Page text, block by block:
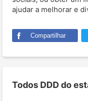
ajudar a melhorar e
Compartilhar
Todos DDD do